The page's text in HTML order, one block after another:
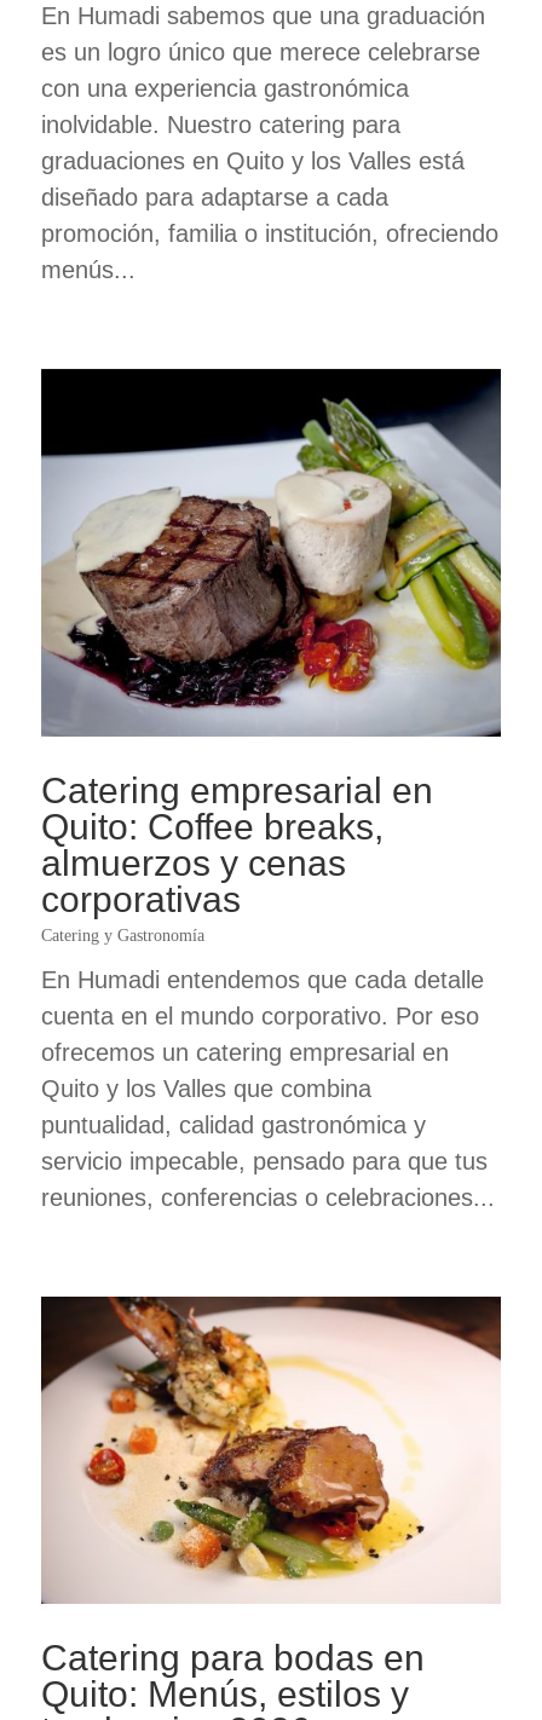
En Humadi sabemos que una graduación
es un logro único que merece celebrarse
con una experiencia gastronómica
inolvidable. Nuestro catering para
graduaciones en Quito y los Valles está
diseñado para adaptarse a cada
promoción, familia o institución, ofreciendo
menús...
Catering empresarial en
Quito: Coffee breaks,
almuerzos y cenas
corporativas
Catering y Gastronomía
En Humadi entendemos que cada detalle
cuenta en el mundo corporativo. Por eso
ofrecemos un catering empresarial en
Quito y los Valles que combina
puntualidad, calidad gastronómica y
servicio impecable, pensado para que tus
reuniones, conferencias o celebraciones...
Catering para bodas en
Quito: Menús, estilos y